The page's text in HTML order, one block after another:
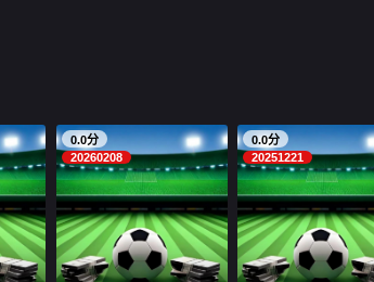
0.0分
20260208
0.0分
20251221